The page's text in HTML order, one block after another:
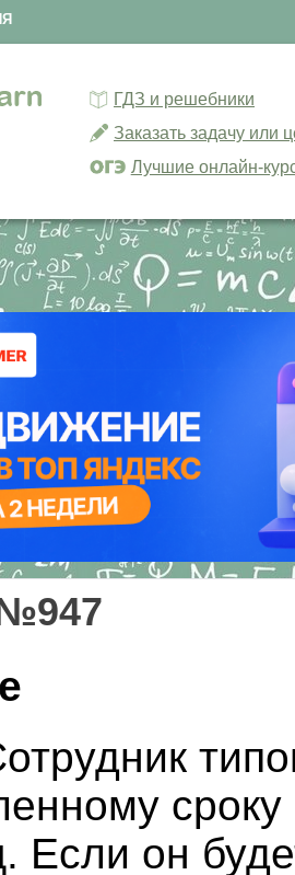
ГДЗ и решебники
Заказать задачу или
Лучшие онлайн-
Если он